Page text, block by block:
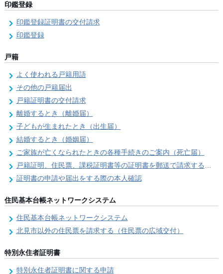
印鑑登録
印鑑登録証明書の交付請求
印鑑登録
戸籍
よく使われる戸籍用語
その他の戸籍届出
戸籍証明書の交付請求
離婚するとき（離婚届）
子どもが生まれたとき（出生届）
結婚するとき（婚姻届）
ご家族が亡くなられたときの各種手続きのご案内（死亡届）
戸籍証明、住民票、課税証明書等の証明書を郵送で請求する際の本人確認
証明書の申請や届出をする際の本人確認
住民基本台帳ネットワークシステム
住民基本台帳ネットワークシステム
北見市以外の住民票を請求する（住民票の広域交付）
特別永住者証明書
特別永住者証明書に関する申請